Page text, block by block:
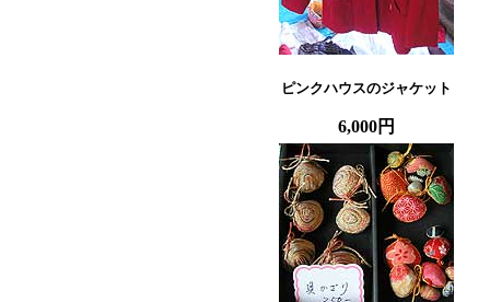
ピンクハウスのジャケット
6,000円